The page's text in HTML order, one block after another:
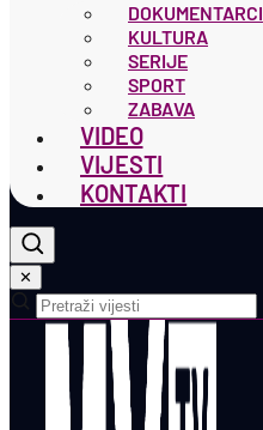
DOKUMENTARCI
KULTURA
SERIJE
SPORT
ZABAVA
VIDEO
VIJESTI
KONTAKTI
✕